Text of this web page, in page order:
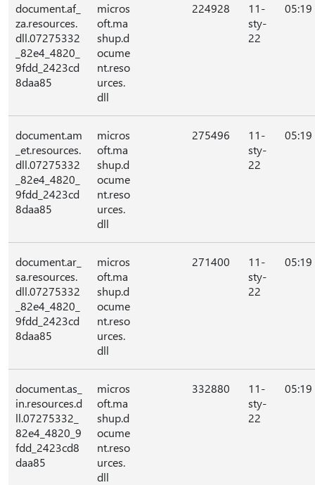
document.af_
za.resources.
dll.07275332
_82e4_4820_
9fdd_2423cd
8daa85
micros
oft.ma
shup.d
ocume
nt.reso
urces.
dll
224928
11-
sty-
22
05:19
document.am
_et.resources.
dll.07275332
_82e4_4820_
9fdd_2423cd
8daa85
micros
oft.ma
shup.d
ocume
nt.reso
urces.
dll
275496
11-
sty-
22
05:19
document.ar_
sa.resources.
dll.07275332
_82e4_4820_
9fdd_2423cd
8daa85
micros
oft.ma
shup.d
ocume
nt.reso
urces.
dll
271400
11-
sty-
22
05:19
document.as_
in.resources.d
ll.07275332_
82e4_4820_9
fdd_2423cd8
daa85
micros
oft.ma
shup.d
ocume
nt.reso
urces.
dll
332880
11-
sty-
22
05:19